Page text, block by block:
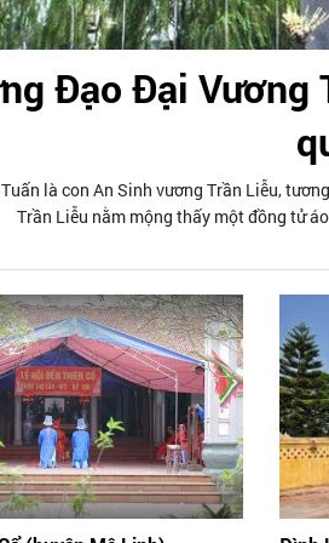
Đạo Đại Vương
là con An Sinh vương Trần Liễu,
Trần Liễu nằm mộng thấy một đồng tử